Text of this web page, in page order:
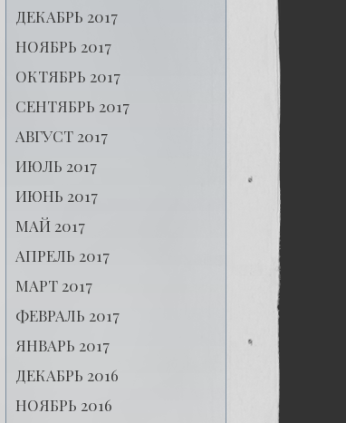
(Español)
Carta
Comprometedora
ДЕКАБРЬ 2017
НОЯБРЬ 2017
ОКТЯБРЬ 2017
СЕНТЯБРЬ 2017
АВГУСТ 2017
ИЮЛЬ 2017
ИЮНЬ 2017
МАЙ 2017
АПРЕЛЬ 2017
МАРТ 2017
ФЕВРАЛЬ 2017
ЯНВАРЬ 2017
ДЕКАБРЬ 2016
НОЯБРЬ 2016